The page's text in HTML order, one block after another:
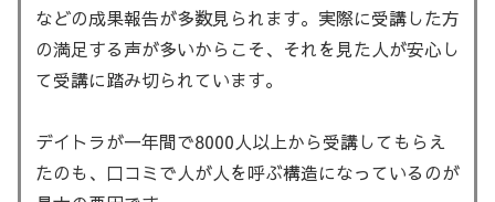
などの成果報告が多数見られます。実際に受講した方
の満足する声が多いからこそ、それを見た人が安心し
て受講に踏み切られています。
デイトラが一年間で8000人以上から受講してもらえ
たのも、口コミで人が人を呼ぶ構造になっているのが